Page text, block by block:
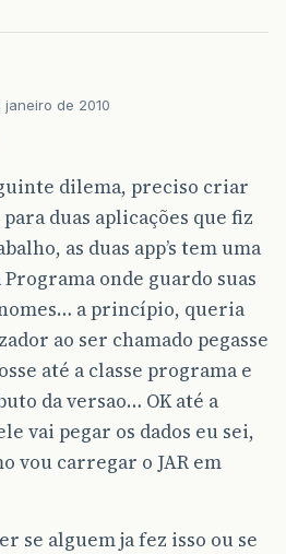
janeiro de 2010
dilema, preciso criar
duas aplicações que fiz
as duas app’s tem uma
Programa onde guardo suas
a princípio, queria
ao ser chamado pegasse
até a classe programa e
da versao… OK até a
vai pegar os dados eu sei,
vou carregar o JAR em
se alguem ja fez isso ou se